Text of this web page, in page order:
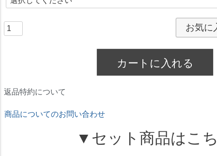
必
お気に
カートに入れる
返品特約について
商品についてのお問い合わせ
▼セット商品はこ